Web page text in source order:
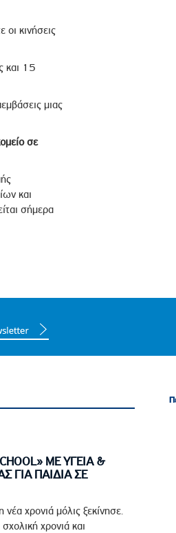
κινήσεις
και 15
μιας
σε
και
σήμερα
ΜΕ ΥΓΕΙΑ &
ΓΙΑ ΠΑΙΔΙΑ ΣΕ
χρονιά μόλις ξεκίνησε.
χρονιά και